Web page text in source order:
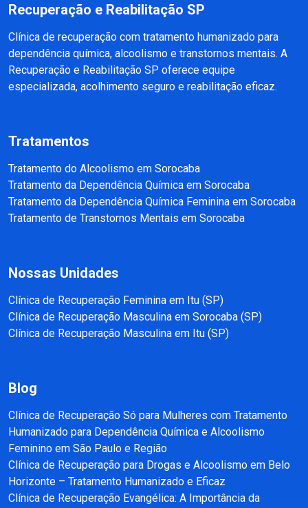
Recuperação e Reabilitação SP
Clínica de recuperação com tratamento humanizado para
dependência química, alcoolismo e transtornos mentais. A
Recuperação e Reabilitação SP oferece equipe
especializada, acolhimento seguro e reabilitação eficaz.
Tratamentos
Tratamento do Alcoolismo em Sorocaba
Tratamento da Dependência Química em Sorocaba
Tratamento da Dependência Química Feminina em Sorocaba
Tratamento de Transtornos Mentais em Sorocaba
Nossas Unidades
Clínica de Recuperação Feminina em Itu (SP)
Clínica de Recuperação Masculina em Sorocaba (SP)
Clínica de Recuperação Masculina em Itu (SP)
Blog
Clínica de Recuperação Só para Mulheres com Tratamento
Humanizado para Dependência Química e Alcoolismo
Feminino em São Paulo e Região
Clínica de Recuperação para Drogas e Alcoolismo em Belo
Horizonte – Tratamento Humanizado e Eficaz
Clínica de Recuperação Evangélica: A Importância da